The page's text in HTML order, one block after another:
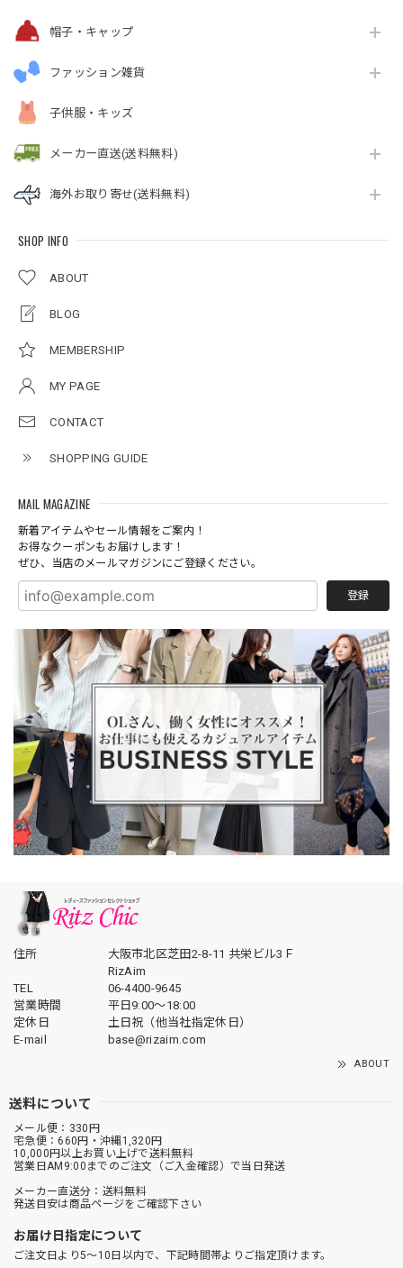
帽子・キャップ
ファッション雑貨
子供服・キッズ
メーカー直送(送料無料)
海外お取り寄せ(送料無料)
SHOP INFO
ABOUT
BLOG
MEMBERSHIP
MY PAGE
CONTACT
SHOPPING GUIDE
MAIL MAGAZINE
新着アイテムやセール情報をご案内！
お得なクーポンもお届けします！
ぜひ、当店のメールマガジンにご登録ください。
登録
住所
大阪市北区芝田2-8-11 共栄ビル3Ｆ
RizAim
TEL
06-4400-9645
営業時間
平日9:00～18:00
定休日
土日祝（他当社指定休日）
E-mail
base@rizaim.com
ABOUT
送料について
メール便：330円
宅急便：660円・沖縄1,320円
10,000円以上お買い上げで送料無料
営業日AM9:00までのご注文（ご入金確認）で当日発送
メーカー直送分：送料無料
発送目安は商品ページをご確認下さい
お届け日指定について
ご注文日より5～10日以内で、下記時間帯よりご指定頂けます。